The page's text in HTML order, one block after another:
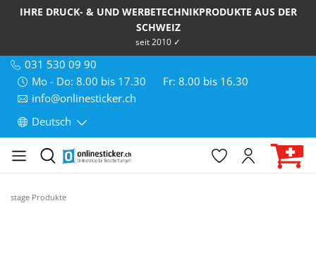
IHRE DRUCK- & UND WERBETECHNIKPRODUKTE AUS DER
SCHWEIZ
seit 2010 ✓
031 530 09 90
Mo - Do: 8.00 bis 17.30
Fr: 8.00 bis 16.30
info@onlinesticker.ch
Deutsch
stage Produkte